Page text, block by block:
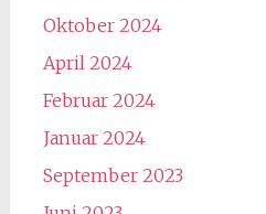
Oktober 2024
April 2024
Februar 2024
Januar 2024
September 2023